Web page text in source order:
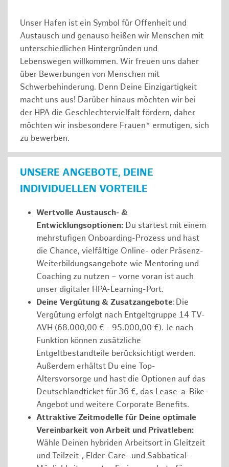
Unser Hafen ist ein Symbol für Offenheit und
Austausch und genauso heißen wir Menschen mit
unterschiedlichen Hintergründen und
Lebenswegen willkommen. Wir freuen uns daher
über Bewerbungen von Menschen mit
Schwerbehinderung. Denn Deine Einzigartigkeit
macht uns aus! Darüber hinaus möchten wir bei
der HPA die Geschlechtervielfalt fördern, daher
möchten wir insbesondere Frauen* ermutigen, sich
zu bewerben.
UNSERE ANGEBOTE, DEINE
INDIVIDUELLEN VORTEILE
Wertvolle Austausch- &
Entwicklungsoptionen: Du startest mit einem
mehrstufigen Onboarding-Prozess und hast
die Chance, vielfältige Online- oder Präsenz-
Weiterbildungsangebote wie Mentoring und
Coaching zu nutzen – vorne voran ist auch
unser digitaler HPA-Learning-Port.
Deine Vergütung & Zusatzangebote: Die
Vergütung erfolgt nach Entgeltgruppe 14 TV-
AVH (68.000,00 € - 95.000,00 €). Je nach
Funktion können zusätzliche
Entgeltbestandteile berücksichtigt werden.
Außerdem erhältst Du eine Top-
Altersvorsorge und hast die Optionen auf das
Deutschlandticket für 36 €, das Lease-a-Bike-
Angebot und weitere Corporate Benefits.
Attraktive Zeitmodelle für Deine optimale
Vereinbarkeit von Arbeit und Privatleben:
Wähle Deinen hybriden Arbeitsort in Gleitzeit
und Teilzeit-, Elder-Care- und Sabbatical-